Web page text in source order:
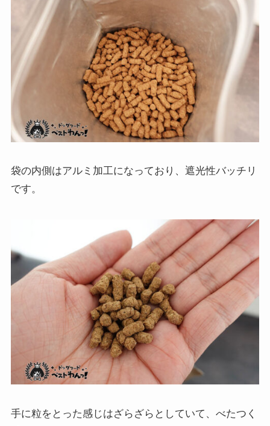
袋の内側はアルミ加工になっており、遮光性バッチリ
です。
手に粒をとった感じはざらざらとしていて、べたつく